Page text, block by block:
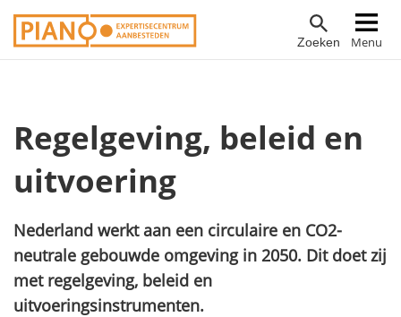
Overslaan
en
gaan
Zoeken Menu
Hoofdnavigatie
Regelgeving, beleid en
uitvoering
Nederland werkt aan een circulaire en CO2-
neutrale gebouwde omgeving in 2050. Dit doet zij
met regelgeving, beleid en
uitvoeringsinstrumenten.